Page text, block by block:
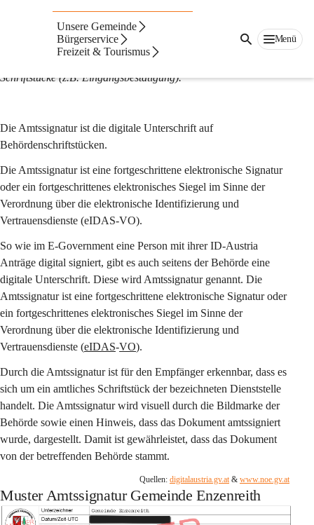
Unsere Gemeinde
Bürgerservice
Freizeit & Tourismus
Menü
Allgemeines zur Amtssignatur
Die Amtssignatur ist die elektronische Signatur bzw. das
elektronische Siegel auf Ausfertigungen behördlicher
Erledigungen (z.B. Bescheid, Ladung) oder sonstiger amtlicher
Schriftstücke (z.B. Eingangsbestätigung).
Die Amtssignatur ist die digitale Unterschrift auf
Behördenschriftstücken.
Die Amtssignatur ist eine fortgeschrittene elektronische Signatur
oder ein fortgeschrittenes elektronisches Siegel im Sinne der
Verordnung über die elektronische Identifizierung und
Vertrauensdienste (eIDAS-VO).
So wie im E-Government eine Person mit ihrer ID-Austria
Anträge digital signiert, gibt es auch seitens der Behörde eine
digitale Unterschrift. Diese wird Amtssignatur genannt. Die
Amtssignatur ist eine fortgeschrittene elektronische Signatur oder
ein fortgeschrittenes elektronisches Siegel im Sinne der
Verordnung über die elektronische Identifizierung und
Vertrauensdienste (eIDAS-VO).
Durch die Amtssignatur ist für den Empfänger erkennbar, dass es
sich um ein amtliches Schriftstück der bezeichneten Dienststelle
handelt. Die Amtssignatur wird visuell durch die Bildmarke der
Behörde sowie einen Hinweis, dass das Dokument amtssigniert
wurde, dargestellt. Damit ist gewährleistet, dass das Dokument
von der betreffenden Behörde stammt.
Quellen: digitalaustria.gv.at & www.noe.gv.at
Muster Amtssignatur Gemeinde Enzenreith